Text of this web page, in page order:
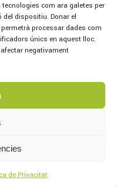
com ara galetes per
dispositiu. Donar el
processar dades com
únics en aquest lloc.
negativament
de Privacitat
branding